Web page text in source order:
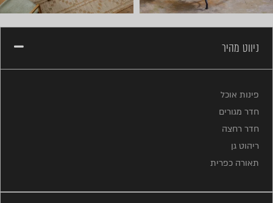
ניווט מהיר
פינות אוכל
חדר מגורים
חדר רחצה
ריהוט גן
תאורה כפרית